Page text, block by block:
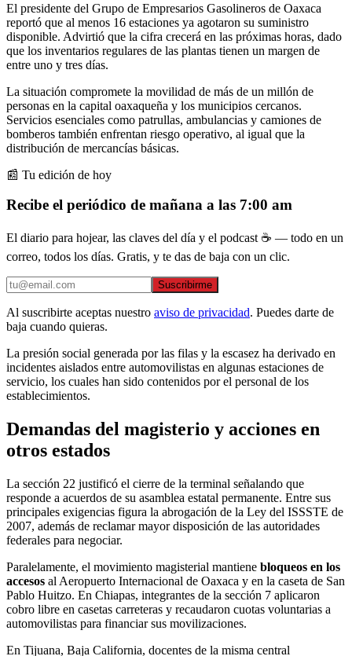
El presidente del Grupo de Empresarios Gasolineros de Oaxaca
reportó que al menos 16 estaciones ya agotaron su suministro
disponible. Advirtió que la cifra crecerá en las próximas horas, dado
que los inventarios regulares de las plantas tienen un margen de
entre uno y tres días.
La situación compromete la movilidad de más de un millón de
personas en la capital oaxaqueña y los municipios cercanos.
Servicios esenciales como patrullas, ambulancias y camiones de
bomberos también enfrentan riesgo operativo, al igual que la
distribución de mercancías básicas.
📰 Tu edición de hoy
Recibe el periódico de mañana a las 7:00 am
El diario para hojear, las claves del día y el podcast ☕ — todo en un
correo, todos los días. Gratis, y te das de baja con un clic.
Suscribirme
Al suscribirte aceptas nuestro aviso de privacidad. Puedes darte de
baja cuando quieras.
La presión social generada por las filas y la escasez ha derivado en
incidentes aislados entre automovilistas en algunas estaciones de
servicio, los cuales han sido contenidos por el personal de los
establecimientos.
Demandas del magisterio y acciones en
otros estados
La sección 22 justificó el cierre de la terminal señalando que
responde a acuerdos de su asamblea estatal permanente. Entre sus
principales exigencias figura la abrogación de la Ley del ISSSTE de
2007, además de reclamar mayor disposición de las autoridades
federales para negociar.
Paralelamente, el movimiento magisterial mantiene bloqueos en los
accesos al Aeropuerto Internacional de Oaxaca y en la caseta de San
Pablo Huitzo. En Chiapas, integrantes de la sección 7 aplicaron
cobro libre en casetas carreteras y recaudaron cuotas voluntarias a
automovilistas para financiar sus movilizaciones.
En Tijuana, Baja California, docentes de la misma central